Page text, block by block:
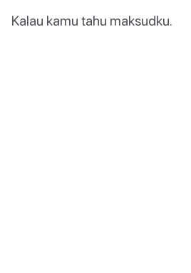
Kalau kamu tahu maksudku.